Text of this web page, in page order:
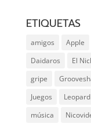
ETIQUETAS
amigos Apple
Daidaros
El
gripe
Juegos
Leopard
música